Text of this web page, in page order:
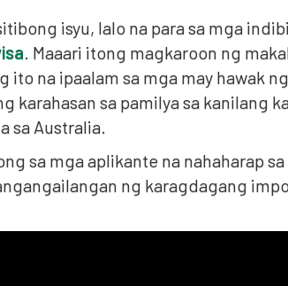
isyu, lalo na para sa mga
. Maaari itong magkaroon ng
na ipaalam sa mga may hawak
karahasan sa pamilya sa kanilang
sa Australia.
sa mga aplikante na nahaharap sa
ng karagdagang